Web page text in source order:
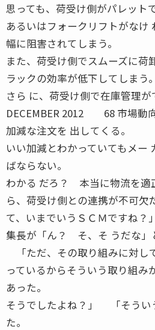
思っても、荷受け側がパレット
あるいはフォークリフトがなけ
幅に阻害されてしまう。
また、荷受け側でスムーズに荷
ラックの効率が低下してしまう。
さら に、荷受け側で在庫管理が
DECEMBER 2012 68 市場動
加減な注文を 出してくる。
いい加減とわかっていてもメー
ばならない。
わかる だろ？ 本当に物流を適
ら、荷受け側との連携が不可
て、いまでいうＳＣＭですね
集長が「ん？ そ、そ うだな」
「ただ、その取り組みに対し
っているからそういう取り組み
あった。
そうでしたよね？」 「そうい
た。